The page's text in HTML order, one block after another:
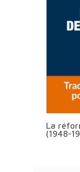
La
(1948-